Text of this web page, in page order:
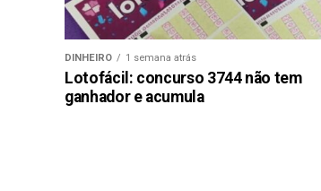
DINHEIRO 1 semana atrás
Lotofácil: concurso 3744 não tem
ganhador e acumula